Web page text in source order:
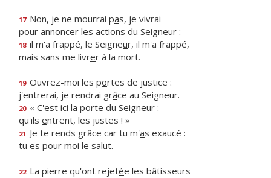
17 Non, je ne mourrai pas, je vivrai
pour annoncer les actions du Seigneur :
18 il m'a frappé, le Seigneur, il m'a frappé,
mais sans me livrer à la mort.
19 Ouvrez-moi les portes de justice :
j'entrerai, je rendrai grâce au Seigneur.
20 « C'est ici la porte du Seigneur :
qu'ils entrent, les justes ! »
21 Je te rends grâce car tu m'as exaucé :
tu es pour moi le salut.
22 La pierre qu'ont rejetée les bâtisseurs